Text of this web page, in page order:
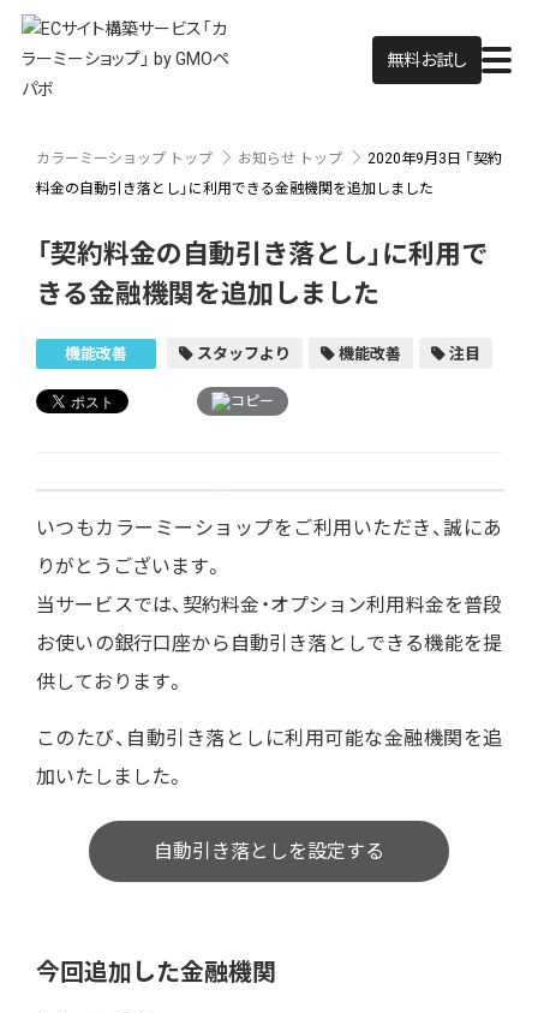
無料お試し
カラーミーショップ トップ お知らせ トップ 2020年9月3日 「契約
料金の自動引き落とし」に利用できる金融機関を追加しました
「契約料金の自動引き落とし」に利用で
きる金融機関を追加しました
機能改善 スタッフより 機能改善 注目
コピー
いつもカラーミーショップをご利用いただき、誠にあ
りがとうございます。
当サービスでは、契約料金・オプション利用料金を普段
お使いの銀行口座から自動引き落としできる機能を提
供しております。
このたび、自動引き落としに利用可能な金融機関を追
加いたしました。
自動引き落としを設定する
今回追加した金融機関